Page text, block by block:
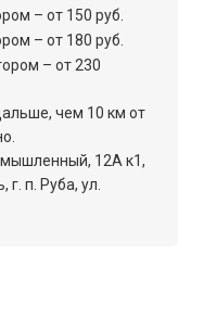
– от 150 руб.
– от 180 руб.
– от 230
чем 10 км от
12А к1,
г. п. Руба, ул.